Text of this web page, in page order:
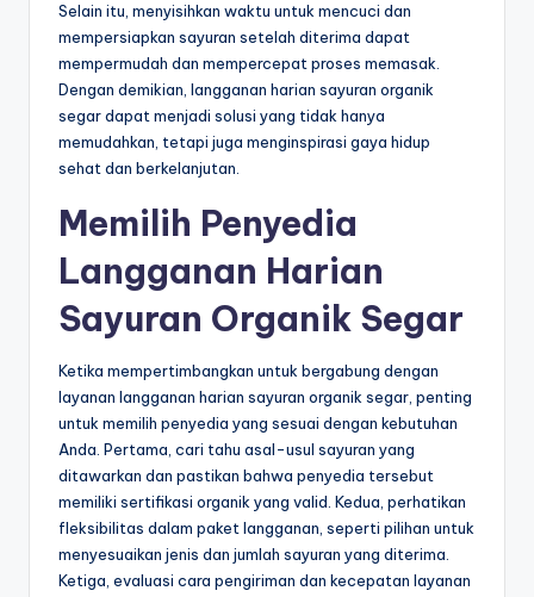
Selain itu, menyisihkan waktu untuk mencuci dan
mempersiapkan sayuran setelah diterima dapat
mempermudah dan mempercepat proses memasak.
Dengan demikian, langganan harian sayuran organik
segar dapat menjadi solusi yang tidak hanya
memudahkan, tetapi juga menginspirasi gaya hidup
sehat dan berkelanjutan.
Memilih Penyedia
Langganan Harian
Sayuran Organik Segar
Ketika mempertimbangkan untuk bergabung dengan
layanan langganan harian sayuran organik segar, penting
untuk memilih penyedia yang sesuai dengan kebutuhan
Anda. Pertama, cari tahu asal-usul sayuran yang
ditawarkan dan pastikan bahwa penyedia tersebut
memiliki sertifikasi organik yang valid. Kedua, perhatikan
fleksibilitas dalam paket langganan, seperti pilihan untuk
menyesuaikan jenis dan jumlah sayuran yang diterima.
Ketiga, evaluasi cara pengiriman dan kecepatan layanan